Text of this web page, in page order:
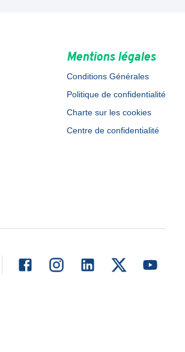
Mentions légales
Conditions Générales
Politique de confidentialité
Charte sur les cookies
Centre de confidentialité